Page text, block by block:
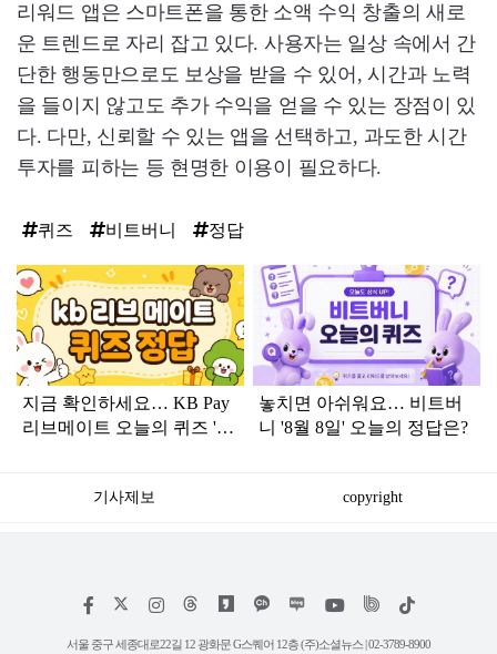
리워드 앱은 스마트폰을 통한 소액 수익 창출의 새로
운 트렌드로 자리 잡고 있다. 사용자는 일상 속에서 간
단한 행동만으로도 보상을 받을 수 있어, 시간과 노력
을 들이지 않고도 추가 수익을 얻을 수 있는 장점이 있
다. 다만, 신뢰할 수 있는 앱을 선택하고, 과도한 시간
투자를 피하는 등 현명한 이용이 필요하다.
퀴즈 비트버니 정답
탑
라
인
지금 확인하세요… KB Pay
리브메이트 오늘의 퀴즈 '8
놓치면 아쉬워요… 비트버
니 '8월 8일' 오늘의 정답은?
기사제보 copyright
페
스
인
타
위
트
틱
서울 중구 세종대로22길 12 광화문 G스퀘어 12층 (주)소셜뉴스 | 02-3789-8900